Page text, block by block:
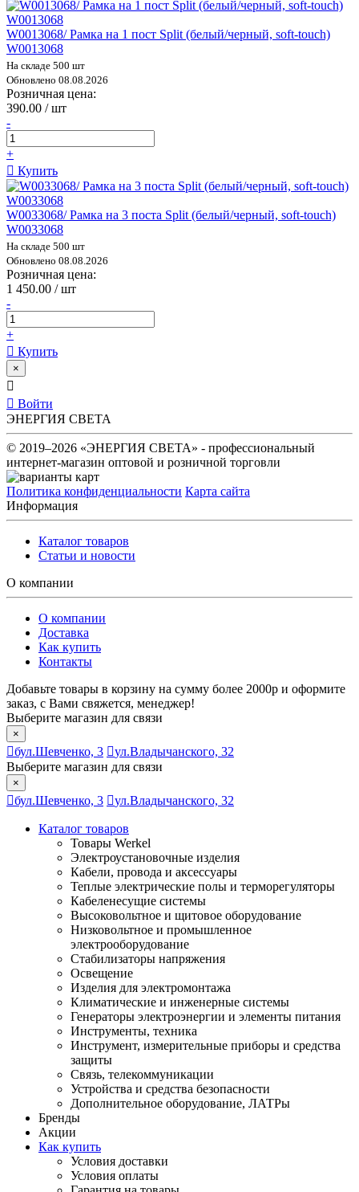
W0013068/ Рамка на 1 пост Split (белый/черный, soft-touch)
W0013068
На складе 500 шт
Обновлено 08.08.2026
Розничная цена:
390.00 / шт
-
+
Купить
W0033068/ Рамка на 3 поста Split (белый/черный, soft-touch)
W0033068
На складе 500 шт
Обновлено 08.08.2026
Розничная цена:
1 450.00 / шт
-
+
Купить
×
Войти
ЭНЕРГИЯ СВЕТА
© 2019–2026 «ЭНЕРГИЯ СВЕТА» - профессиональный
интернет-магазин оптовой и розничной торговли
Политика конфиденциальности Карта сайта
Информация
Каталог товаров
Статьи и новости
О компании
О компании
Доставка
Как купить
Контакты
Добавьте товары в корзину на сумму более 2000р и оформите
заказ, с Вами свяжется, менеджер!
Выберите магазин для связи
×
бул.Шевченко, 3
ул.Владычанского, 32
Выберите магазин для связи
×
бул.Шевченко, 3 ул.Владычанского, 32
Каталог товаров
Товары Werkel
Электроустановочные изделия
Кабели, провода и аксессуары
Теплые электрические полы и терморегуляторы
Кабеленесущие системы
Высоковольтное и щитовое оборудование
Низковольтное и промышленное
электрооборудование
Стабилизаторы напряжения
Освещение
Изделия для электромонтажа
Климатические и инженерные системы
Генераторы электроэнергии и элементы питания
Инструменты, техника
Инструмент, измерительные приборы и средства
защиты
Связь, телекоммуникации
Устройства и средства безопасности
Дополнительное оборудование, ЛАТРы
Бренды
Акции
Как купить
Условия доставки
Условия оплаты